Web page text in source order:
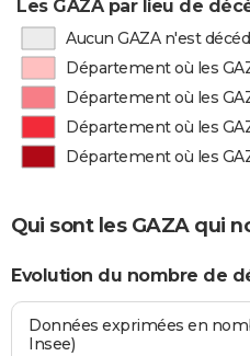
Les GAZA par lieu de
Aucun GAZA n'est
Département où les
Département où les
Département où les
Département où les
Qui sont les GAZA qui
Evolution du nombre de
Données exprimées en
Insee)